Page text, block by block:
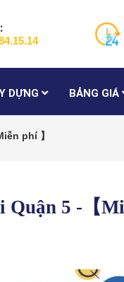
DỰNG BẢNG GIÁ
phí 】
5 -【